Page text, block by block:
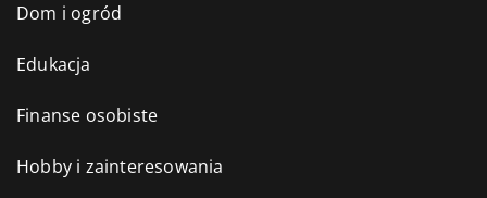
Dom i ogród
Edukacja
Finanse osobiste
Hobby i zainteresowania